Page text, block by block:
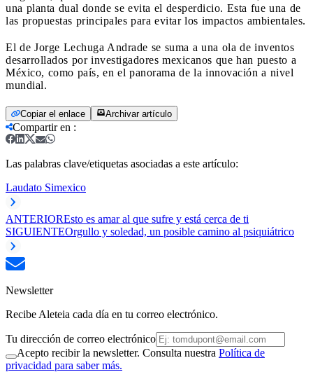
una planta dual donde se evita el desperdicio. Esta fue una de
las propuestas principales para evitar los impactos ambientales.
El de Jorge Lechuga Andrade se suma a una ola de inventos
desarrollados por investigadores mexicanos que han puesto a
México, como país, en el panorama de la innovación a nivel
mundial.
Copiar el enlace Archivar artículo
Compartir en :
Las palabras clave/etiquetas asociadas a este artículo:
Laudato Simexico
ANTERIOREsto es amar al que sufre y está cerca de ti
SIGUIENTEOrgullo y soledad, un posible camino al psiquiátrico
Newsletter
Recibe Aleteia cada día en tu correo electrónico.
Tu dirección de correo electrónico
Acepto recibir la newsletter. Consulta nuestra Política de
privacidad para saber más.